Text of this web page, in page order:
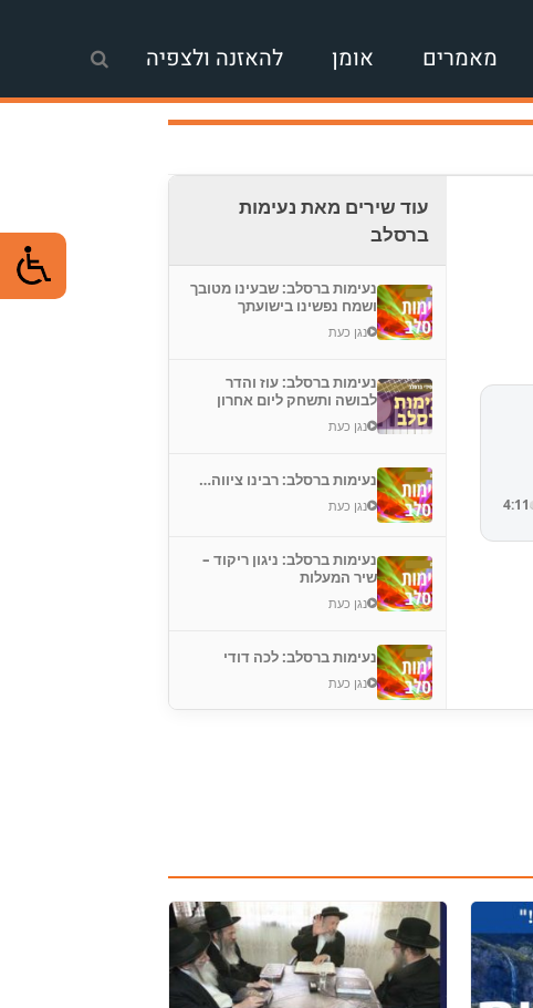
מאמרים אומן להאזנה ולצפיה
4:11
עוד שירים מאת נעימות
ברסלב
נעימות ברסלב: שבעינו מטובך
ושמח נפשינו בישועתך
נגן כעת
נעימות ברסלב: עוז והדר
לבושה ותשחק ליום אחרון
נגן כעת
נעימות ברסלב: רבינו ציווה…
נגן כעת
נעימות ברסלב: ניגון ריקוד –
שיר המעלות
נגן כעת
נעימות ברסלב: לכה דודי
נגן כעת